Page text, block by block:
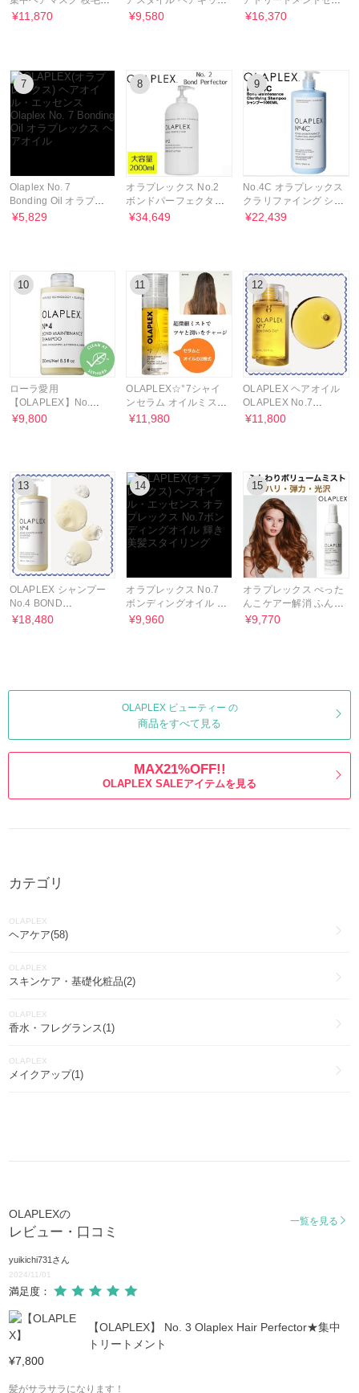
切れ毛/縮毛くせ毛
¥11,870
ト/ヘアケア 4種セット
¥9,580
ト 加齢縮れ毛を解消
¥16,370
7
Olaplex No. 7
Bonding Oil オラプレ
ックス ヘアオイル
¥5,829
8
オラプレックス No.2
ボンドパーフェクター
2000ml ★Olaplex
¥34,649
9
No.4C オラプレックス
クラリファイング シャ
ンプー★Olaplex
¥22,439
10
ローラ愛用
【OLAPLEX】No.
4BondMaintenance★
¥9,800
11
OLAPLEX☆°7シャイ
ンセラム オイルミスト
美容液＋オイル2層式
¥11,980
12
OLAPLEX ヘアオイル
OLAPLEX No.7
BONDING OIL 大容量
¥11,800
13
OLAPLEX シャンプー
No.4 BOND
MAINTENANCE
¥18,480
14
オラプレックス No.7
ボンディングオイル 輝
き美髪スタイリング
¥9,960
15
オラプレックス ぺった
んこケアー解消 ふんわ
りボリュームミスト
¥9,770
OLAPLEX ビューティー の
商品をすべて見る
MAX21%OFF!!
OLAPLEX SALEアイテムを見る
カテゴリ
OLAPLEX
ヘアケア(58)
OLAPLEX
スキンケア・基礎化粧品(2)
OLAPLEX
香水・フレグランス(1)
OLAPLEX
メイクアップ(1)
OLAPLEXの
レビュー・口コミ
一覧を見る
yuikichi731さん
2024/11/01
満足度：
【OLAPLEX】 No. 3 Olaplex Hair Perfector★集中
トリートメント
¥7,800
髪がサラサラになります！